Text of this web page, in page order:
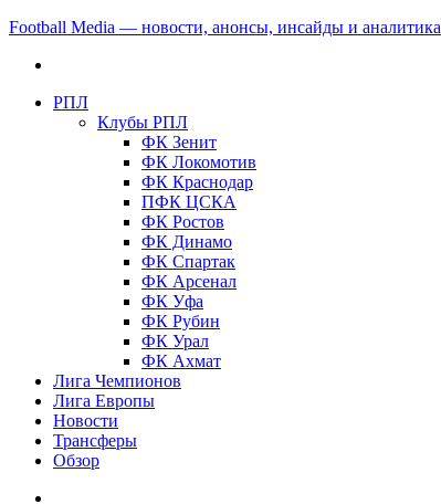
Football Media — новости, анонсы, инсайды и аналитика
РПЛ
Клубы РПЛ
ФК Зенит
ФК Локомотив
ФК Краснодар
ПФК ЦСКА
ФК Ростов
ФК Динамо
ФК Спартак
ФК Арсенал
ФК Уфа
ФК Рубин
ФК Урал
ФК Ахмат
Лига Чемпионов
Лига Европы
Новости
Трансферы
Обзор